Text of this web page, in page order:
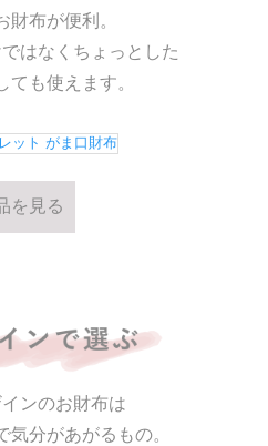
品を見る
品を見る
財布が便利。
はなくちょっとした
ても使えます。
を見る
ンのお財布は
気分があがるもの。